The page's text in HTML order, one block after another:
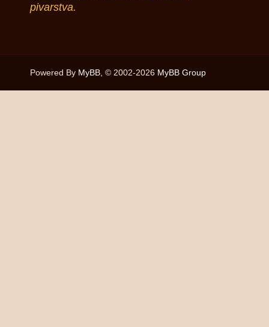
pivarstva.
Powered By MyBB, © 2002-2026 MyBB Group